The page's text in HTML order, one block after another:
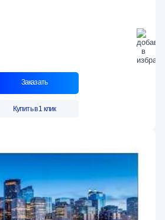
Заказать
Купить в 1 клик